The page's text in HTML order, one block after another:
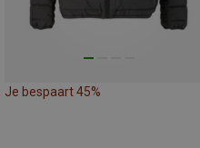
Je bespaart 45%